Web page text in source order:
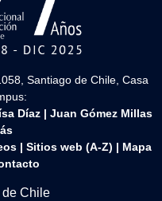
Santiago de Chile, Casa
Díaz | Juan Gómez Millas
| Sitios web (A-Z) | Mapa
Chile